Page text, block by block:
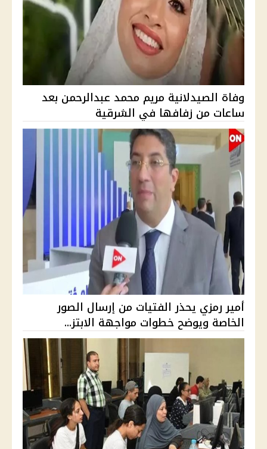
وفاة الصيدلانية مريم محمد عبدالرحمن بعد
ساعات من زفافها في الشرقية
أمير رمزي يحذر الفتيات من إرسال الصور
الخاصة ويوضح خطوات مواجهة الابتز...